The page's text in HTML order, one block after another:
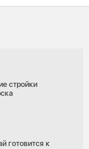
стройки
готовится к